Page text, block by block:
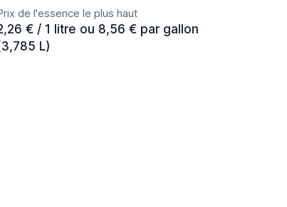
de l'essence le plus haut
€ / 1 litre ou 8,56 € par gallon
L)